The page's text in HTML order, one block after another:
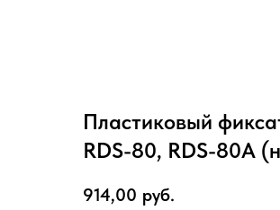
Пластиковый
RDS-80, RDS-80A
914,00 руб.